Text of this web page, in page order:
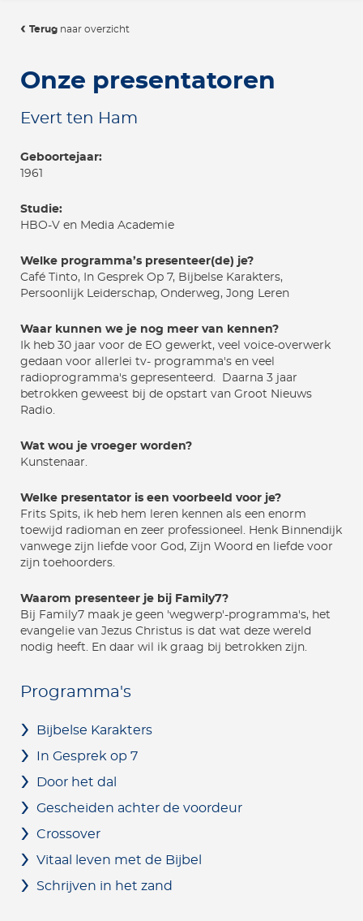
Terug naar overzicht
Onze presentatoren
Evert ten Ham
Geboortejaar:
1961
Studie:
HBO-V en Media Academie
Welke programma’s presenteer(de) je?
Café Tinto, In Gesprek Op 7, Bijbelse Karakters,
Persoonlijk Leiderschap, Onderweg, Jong Leren
Waar kunnen we je nog meer van kennen?
Ik heb 30 jaar voor de EO gewerkt, veel voice-overwerk
gedaan voor allerlei tv- programma's en veel
radioprogramma's gepresenteerd. Daarna 3 jaar
betrokken geweest bij de opstart van Groot Nieuws
Radio.
Wat wou je vroeger worden?
Kunstenaar.
Welke presentator is een voorbeeld voor je?
Frits Spits, ik heb hem leren kennen als een enorm
toewijd radioman en zeer professioneel. Henk Binnendijk
vanwege zijn liefde voor God, Zijn Woord en liefde voor
zijn toehoorders.
Waarom presenteer je bij Family7?
Bij Family7 maak je geen 'wegwerp'-programma's, het
evangelie van Jezus Christus is dat wat deze wereld
nodig heeft. En daar wil ik graag bij betrokken zijn.
Programma's
Bijbelse Karakters
In Gesprek op 7
Door het dal
Gescheiden achter de voordeur
Crossover
Vitaal leven met de Bijbel
Schrijven in het zand